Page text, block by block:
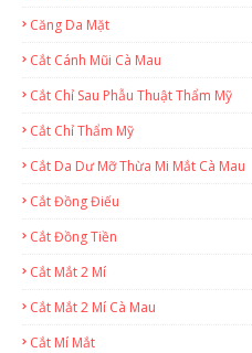
Căng Da Mặt
Cắt Cánh Mũi Cà Mau
Cắt Chỉ Sau Phẫu Thuật Thẩm Mỹ
Cắt Chỉ Thẩm Mỹ
Cắt Da Dư Mỡ Thừa Mi Mắt Cà Mau
Cắt Đồng Điếu
Cắt Đồng Tiền
Cắt Mắt 2 Mí
Cắt Mắt 2 Mí Cà Mau
Cắt Mí Mắt